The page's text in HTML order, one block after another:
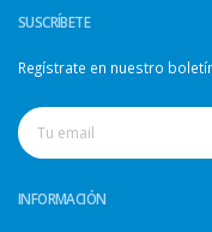
SUSCRÍBETE
Regístrate en nuestro
INFORMACIÓN